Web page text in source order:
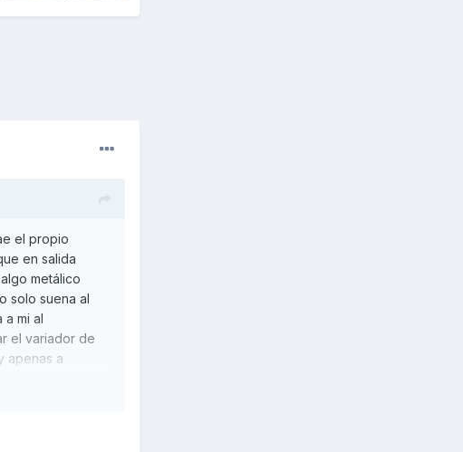
el propio
en salida
metálico
solo suena al
a mi al
el variador de
apenas a